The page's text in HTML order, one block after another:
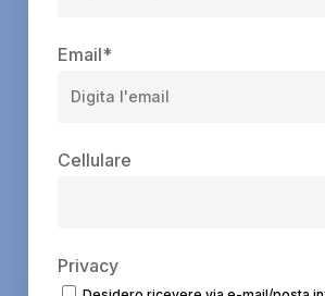
Email*
Cellulare
Privacy